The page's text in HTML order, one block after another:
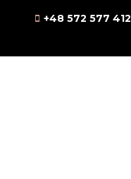
+48 572 577 412